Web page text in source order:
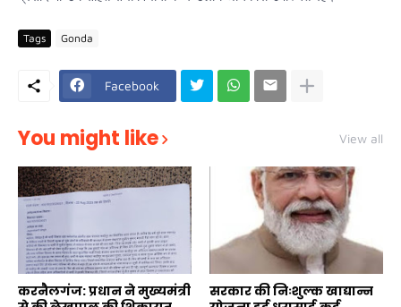
Tags Gonda
Facebook
You might like View all
करनैलगंज: प्रधान ने मुख्यमंत्री
सरकार की निःशुल्क खाद्यान्न